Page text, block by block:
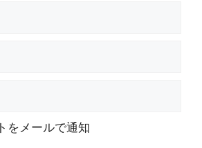
をメールで通知